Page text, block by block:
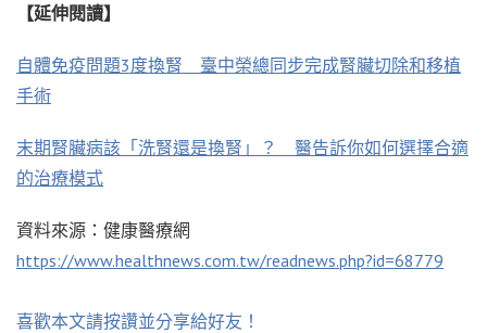
【延伸閱讀】
自體免疫問題3度換腎 臺中榮總同步完成腎臟切除和移植
手術
末期腎臟病該「洗腎還是換腎」？ 醫告訴你如何選擇合適
的治療模式
資料來源：健康醫療網
https://www.healthnews.com.tw/readnews.php?id=68779
喜歡本文請按讚並分享給好友！